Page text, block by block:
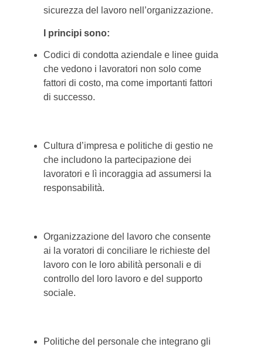
sicurezza del lavoro nell’organizzazione.
I principi sono:
Codici di condotta aziendale e linee guida
che vedono i lavoratori non solo come
fattori di costo, ma come importanti fattori
di successo.
Cultura d’impresa e politiche di gestio ne
che includono la partecipazione dei
lavoratori e lì incoraggia ad assumersi la
responsabilità.
Organizzazione del lavoro che consente
ai la voratori di conciliare le richieste del
lavoro con le loro abilità personali e di
controllo del loro lavoro e del supporto
sociale.
Politiche del personale che integrano gli